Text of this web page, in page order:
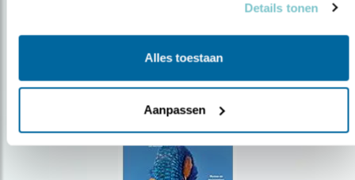
Details tonen
Alles toestaan
Aanpassen